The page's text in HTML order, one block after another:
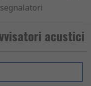
avvisi
La scelta del
fattori, tra
acustici